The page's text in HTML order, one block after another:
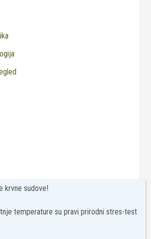
krvne sudove!
temperature su pravi prirodni stres-test